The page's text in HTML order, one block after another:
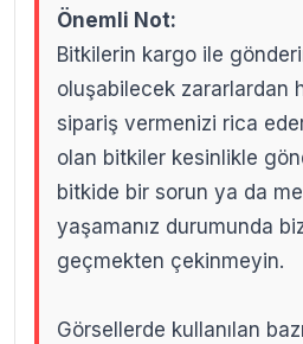
Önemli Not:
Bitkilerin kargo ile
oluşabilecek zararlardan
sipariş vermenizi rica
olan bitkiler kesinlikle
bitkide bir sorun ya da
yaşamanız durumunda
geçmekten çekinmeyin.
Görsellerde kullanılan